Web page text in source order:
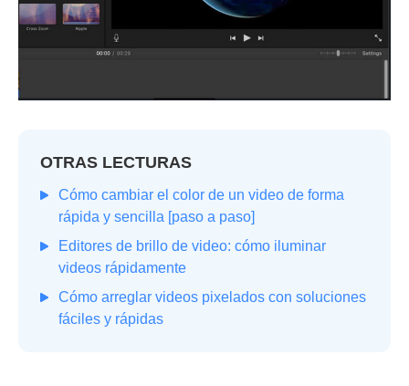
OTRAS LECTURAS
Cómo cambiar el color de un video de forma
rápida y sencilla [paso a paso]
Editores de brillo de video: cómo iluminar
videos rápidamente
Cómo arreglar videos pixelados con soluciones
fáciles y rápidas